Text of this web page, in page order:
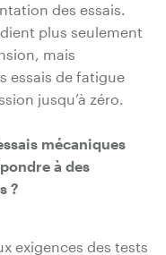
des essais.
plus seulement
mais
essais de fatigue
jusqu’à zéro.
mécaniques
à des
?
exigences des tests